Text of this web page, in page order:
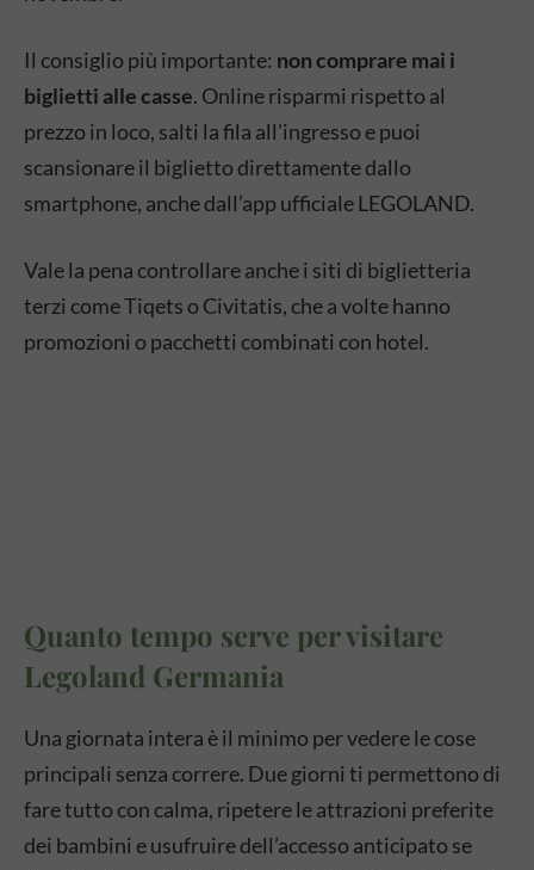
Il consiglio più importante: non comprare mai i
biglietti alle casse. Online risparmi rispetto al
prezzo in loco, salti la fila all’ingresso e puoi
scansionare il biglietto direttamente dallo
smartphone, anche dall’app ufficiale LEGOLAND.
Vale la pena controllare anche i siti di biglietteria
terzi come Tiqets o Civitatis, che a volte hanno
promozioni o pacchetti combinati con hotel.
Quanto tempo serve per visitare
Legoland Germania
Una giornata intera è il minimo per vedere le cose
principali senza correre. Due giorni ti permettono di
fare tutto con calma, ripetere le attrazioni preferite
dei bambini e usufruire dell’accesso anticipato se